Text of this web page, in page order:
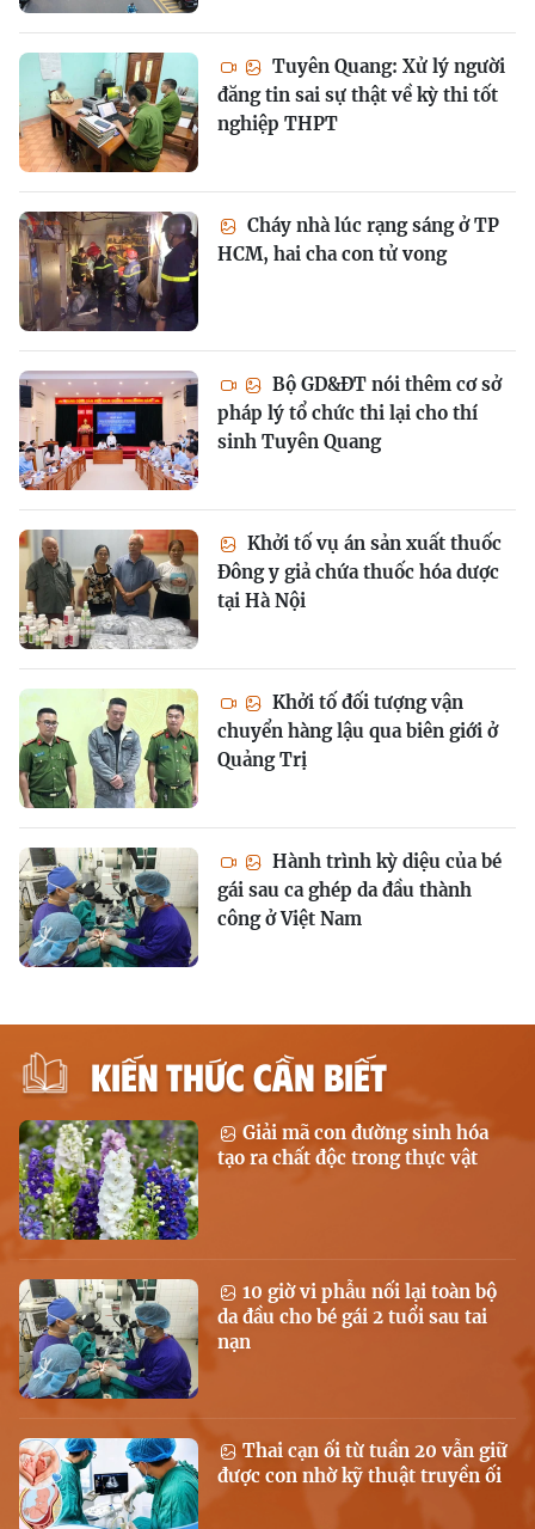
Tuyên Quang: Xử lý người
đăng tin sai sự thật về kỳ thi tốt
nghiệp THPT
Cháy nhà lúc rạng sáng ở TP
HCM, hai cha con tử vong
Bộ GD&ĐT nói thêm cơ sở
pháp lý tổ chức thi lại cho thí
sinh Tuyên Quang
Khởi tố vụ án sản xuất thuốc
Đông y giả chứa thuốc hóa dược
tại Hà Nội
Khởi tố đối tượng vận
chuyển hàng lậu qua biên giới ở
Quảng Trị
Hành trình kỳ diệu của bé
gái sau ca ghép da đầu thành
công ở Việt Nam
KIẾN THỨC CẦN BIẾT
Giải mã con đường sinh hóa
tạo ra chất độc trong thực vật
10 giờ vi phẫu nối lại toàn bộ
da đầu cho bé gái 2 tuổi sau tai
nạn
Thai cạn ối từ tuần 20 vẫn giữ
được con nhờ kỹ thuật truyền ối